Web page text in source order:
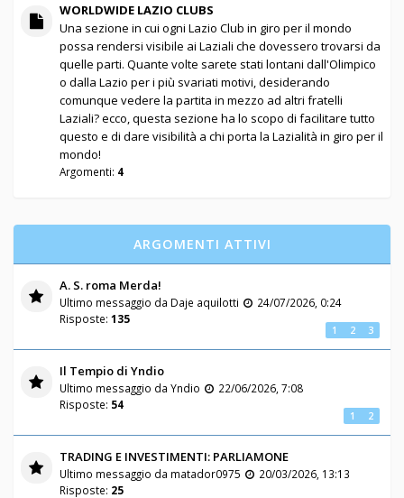
WORLDWIDE LAZIO CLUBS
Una sezione in cui ogni Lazio Club in giro per il mondo
possa rendersi visibile ai Laziali che dovessero trovarsi da
quelle parti. Quante volte sarete stati lontani dall'Olimpico
o dalla Lazio per i più svariati motivi, desiderando
comunque vedere la partita in mezzo ad altri fratelli
Laziali? ecco, questa sezione ha lo scopo di facilitare tutto
questo e di dare visibilità a chi porta la Lazialità in giro per il
mondo!
Argomenti: 4
ARGOMENTI ATTIVI
A. S. roma Merda!
Ultimo messaggio da Daje aquilotti
24/07/2026, 0:24
Risposte: 135
1 2 3
Il Tempio di Yndio
Ultimo messaggio da Yndio
22/06/2026, 7:08
Risposte: 54
1 2
TRADING E INVESTIMENTI: PARLIAMONE
Ultimo messaggio da matador0975
20/03/2026, 13:13
Risposte: 25